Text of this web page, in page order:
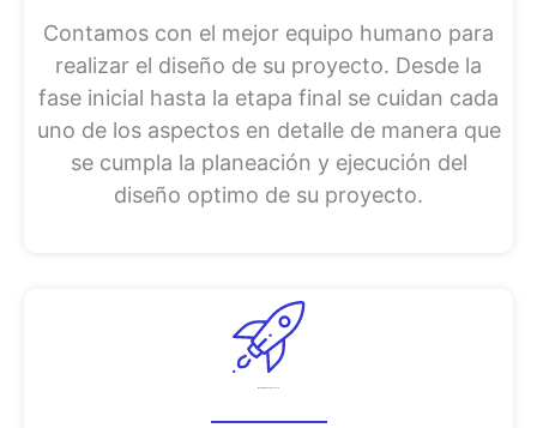
Contamos con el mejor equipo humano para
realizar el diseño de su proyecto. Desde la
fase inicial hasta la etapa final se cuidan cada
uno de los aspectos en detalle de manera que
se cumpla la planeación y ejecución del
diseño optimo de su proyecto.